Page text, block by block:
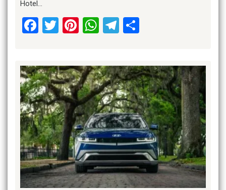
Hotel…
Facebook
Twitter
Pinterest
WhatsApp
Telegram